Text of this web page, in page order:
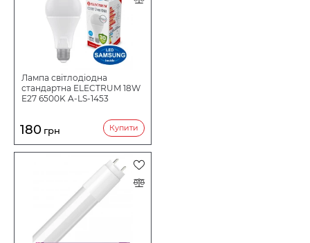
Лампа світлодіодна
стандартна ELECTRUM 18W
E27 6500K A-LS-1453
180 грн Купити